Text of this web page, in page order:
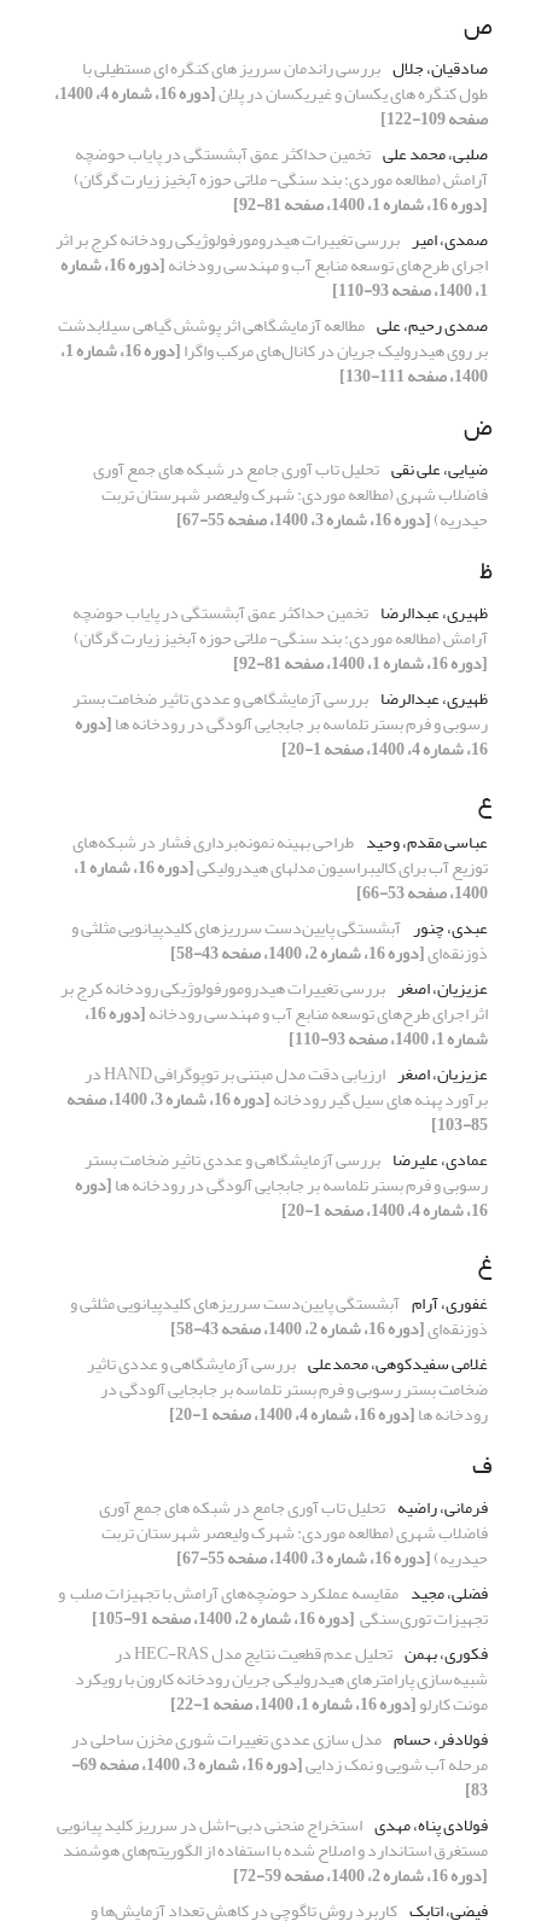
ص
صادقیان، جلال بررسی راندمان سرریز های کنگره ای مستطیلی با
طول کنگره های یکسان و غیریکسان در پلان [دوره 16، شماره 4، 1400،
صفحه 109-122]
صلبی، محمد علی تخمین حداکثر عمق آبشستگی در پایاب حوضچه
آرامش (مطالعه موردی: بند سنگی- ملاتی حوزه آبخیز زیارت گرگان)
[دوره 16، شماره 1، 1400، صفحه 81-92]
صمدی، امیر بررسی تغییرات هیدرومورفولوژیکی رودخانه کرج بر اثر
اجرای طرح‌های توسعه منابع آب و مهندسی رودخانه [دوره 16، شماره
1، 1400، صفحه 93-110]
صمدی رحیم، علی مطالعه آزمایشگاهی اثر پوشش گیاهی سیلابدشت
بر روی هیدرولیک جریان در کانال‌های مرکب واگرا [دوره 16، شماره 1،
1400، صفحه 111-130]
ض
ضیایی، علی نقی تحلیل تاب آوری جامع در شبکه های جمع آوری
فاضلاب شهری (مطالعه موردی: شهرک ولیعصر شهرستان تربت
حیدریه)[دوره 16، شماره 3، 1400، صفحه 55-67]
ظ
ظهیری، عبدالرضا تخمین حداکثر عمق آبشستگی در پایاب حوضچه
آرامش (مطالعه موردی: بند سنگی- ملاتی حوزه آبخیز زیارت گرگان)
[دوره 16، شماره 1، 1400، صفحه 81-92]
ظهیری، عبدالرضا بررسی آزمایشگاهی و عددی تاثیر ضخامت بستر
رسوبی و فرم بستر تلماسه بر جابجایی آلودگی در رودخانه ها[دوره
16، شماره 4، 1400، صفحه 1-20]
ع
عباسی مقدم، وحید طراحی بهینه نمونه‌برداری فشار در شبکه‌های
توزیع آب برای کالیبراسیون مدل‎های هیدرولیکی [دوره 16، شماره 1،
1400، صفحه 53-66]
عبدی، چنور آبشستگی پایین‌دست سرریزهای کلید‌پیانویی مثلثی و
ذوزنقه‌ای[دوره 16، شماره 2، 1400، صفحه 43-58]
عزیزیان، اصغر بررسی تغییرات هیدرومورفولوژیکی رودخانه کرج بر
اثر اجرای طرح‌های توسعه منابع آب و مهندسی رودخانه [دوره 16،
شماره 1، 1400، صفحه 93-110]
عزیزیان، اصغر
ارزیابی دقت مدل مبتنی بر توپوگرافی HAND در
برآورد پهنه های سیل گیر رودخانه [دوره 16، شماره 3، 1400، صفحه
85-103]
عمادی، علیرضا بررسی آزمایشگاهی و عددی تاثیر ضخامت بستر
رسوبی و فرم بستر تلماسه بر جابجایی آلودگی در رودخانه ها[دوره
16، شماره 4، 1400، صفحه 1-20]
غ
غفوری، آرام آبشستگی پایین‌دست سرریزهای کلید‌پیانویی مثلثی و
ذوزنقه‌ای[دوره 16، شماره 2، 1400، صفحه 43-58]
غلامی سفیدکوهی، محمدعلی بررسی آزمایشگاهی و عددی تاثیر
ضخامت بستر رسوبی و فرم بستر تلماسه بر جابجایی آلودگی در
رودخانه ها[دوره 16، شماره 4، 1400، صفحه 1-20]
ف
فرمانی، راضیه تحلیل تاب آوری جامع در شبکه های جمع آوری
فاضلاب شهری (مطالعه موردی: شهرک ولیعصر شهرستان تربت
حیدریه)[دوره 16، شماره 3، 1400، صفحه 55-67]
فضلی، مجید مقایسه عملکرد حوضچه‌های آرامش با تجهیزات صلب ‏ و
تجهیزات توری‌سنگی ‏[دوره 16، شماره 2، 1400، صفحه 91-105]
فکوری، بهمن
تحلیل عدم قطعیت نتایج مدل HEC-RAS در
شبیه‌سازی پارامترهای هیدرولیکی جریان رودخانه کارون با رویکرد
مونت کارلو[دوره 16، شماره 1، 1400، صفحه 1-22]
فولادفر، حسام مدل سازی عددی تغییرات شوری مخزن ساحلی در
مرحله آب شویی و نمک زدایی [دوره 16، شماره 3، 1400، صفحه 69-
83]
فولادی پناه، مهدی استخراج منحنی دبی-اشل در سرریز کلید پیانویی
مستغرق استاندارد و اصلاح شده با استفاده از الگوریتم‌های هوشمند
[دوره 16، شماره 2، 1400، صفحه 59-72]
فیضی، اتابک کاربرد روش تاگوچی در کاهش تعداد آزمایش‌ها و